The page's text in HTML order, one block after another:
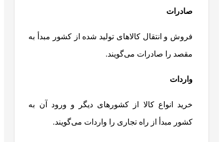
صادرات
فروش و انتقال کالاهای تولید شده از کشور مبدأ به
مقصد را صادرات می‌گویند.
واردات
خرید انواع کالا از کشورهای دیگر و ورود آن به
کشور مبدأ از راه تجاری را واردات می‌گویند.